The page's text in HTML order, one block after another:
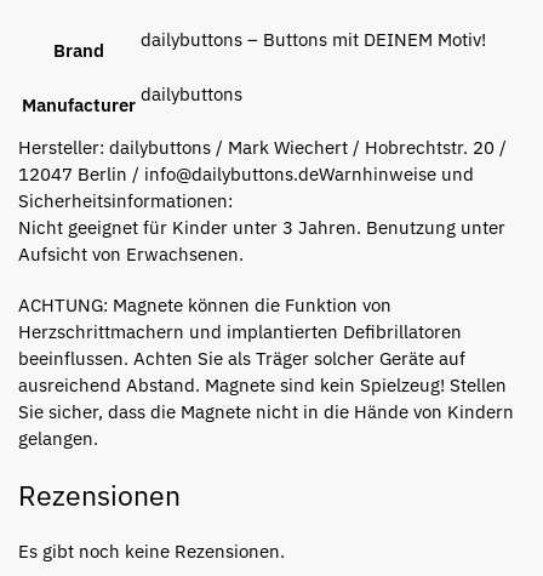
Brand dailybuttons – Buttons mit DEINEM Motiv!
Manufacturer dailybuttons
Hersteller: dailybuttons / Mark Wiechert / Hobrechtstr. 20 /
12047 Berlin / info@dailybuttons.deWarnhinweise und
Sicherheitsinformationen:
Nicht geeignet für Kinder unter 3 Jahren. Benutzung unter
Aufsicht von Erwachsenen.
ACHTUNG: Magnete können die Funktion von
Herzschrittmachern und implantierten Defibrillatoren
beeinflussen. Achten Sie als Träger solcher Geräte auf
ausreichend Abstand. Magnete sind kein Spielzeug! Stellen
Sie sicher, dass die Magnete nicht in die Hände von Kindern
gelangen.
Rezensionen
Es gibt noch keine Rezensionen.